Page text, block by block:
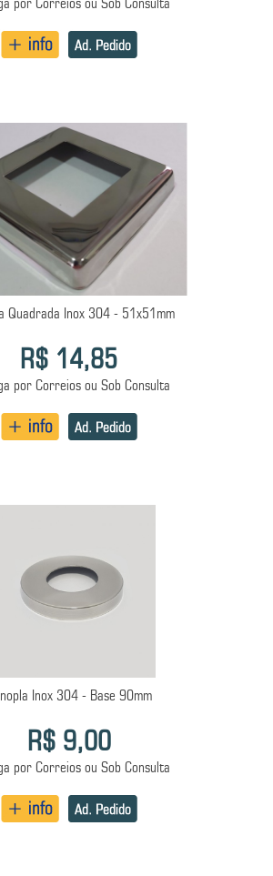
Quadrada Inox 304 - 51x51mm
R$ 14,85
por Correios ou Sob Consulta
Inox 304 - Base 90mm
R$ 9,00
por Correios ou Sob Consulta